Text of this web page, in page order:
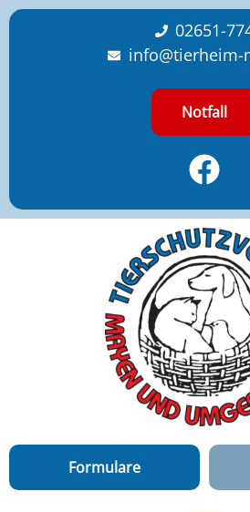
content
02651-
info@tierheim-
Notfall
Formulare